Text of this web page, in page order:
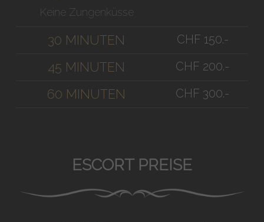
Keine Zungenküsse
30 MINUTEN CHF 150.-
45 MINUTEN CHF 200.-
60 MINUTEN CHF 300.-
ESCORT PREISE